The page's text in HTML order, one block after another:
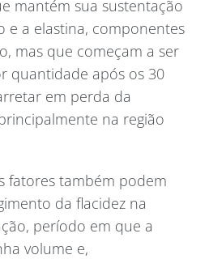
mantém sua sustentação
e a elastina, componentes
mas que começam a ser
quantidade após os 30
em perda da
na região
fatores também podem
da flacidez na
período em que a
volume e,